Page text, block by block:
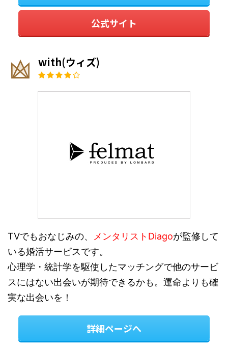
公式サイト
with(ウィズ)
TVでもおなじみの、 メンタリストDiagoが監修して
いる婚活サービスです。
心理学・統計学を駆使したマッチングで他のサービ
スにはない出会いが期待できるかも。運命よりも確
実な出会いを！
詳細ページへ